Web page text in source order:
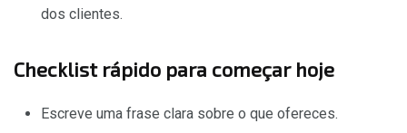
dos clientes.
Checklist rápido para começar hoje
Escreve uma frase clara sobre o que ofereces.